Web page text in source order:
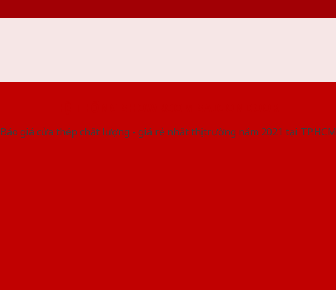
Báo giá cửa thép chất lượng - giá rẻ nhất thị trường năm 2021 tại TP.HCM